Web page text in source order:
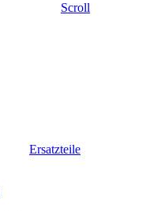
Scroll
Ersatzteile